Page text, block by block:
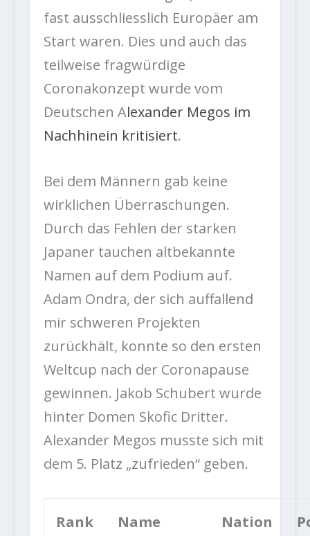
fast ausschliesslich Europäer am
Start waren. Dies und auch das
teilweise fragwürdige
Coronakonzept wurde vom
Deutschen Alexander Megos im
Nachhinein kritisiert.
Bei dem Männern gab keine
wirklichen Überraschungen.
Durch das Fehlen der starken
Japaner tauchen altbekannte
Namen auf dem Podium auf.
Adam Ondra, der sich auffallend
mir schweren Projekten
zurückhält, konnte so den ersten
Weltcup nach der Coronapause
gewinnen. Jakob Schubert wurde
hinter Domen Skofic Dritter.
Alexander Megos musste sich mit
dem 5. Platz „zufrieden“ geben.
Rank Name Nation